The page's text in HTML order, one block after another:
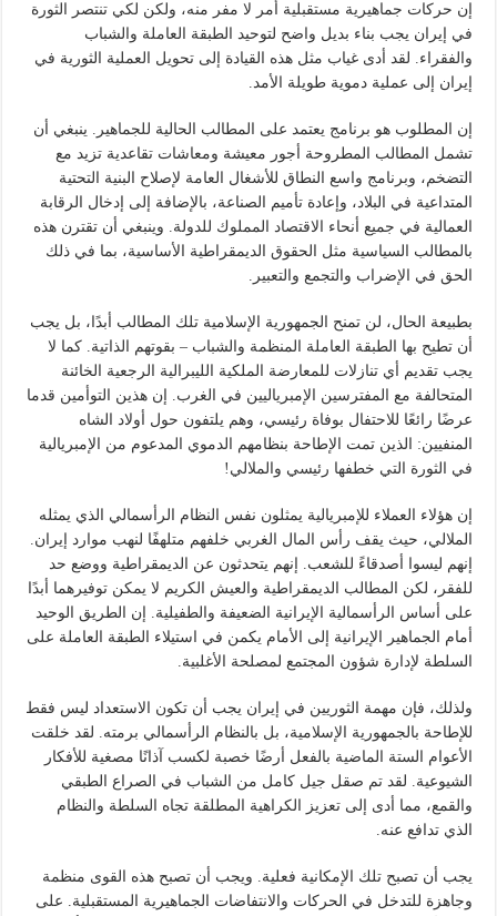
إن حركات جماهيرية مستقبلية أمر لا مفر منه، ولكن لكي تنتصر الثورة
في إيران يجب بناء بديل واضح لتوحيد الطبقة العاملة والشباب
والفقراء. لقد أدى غياب مثل هذه القيادة إلى تحويل العملية الثورية في
إيران إلى عملية دموية طويلة الأمد.
إن المطلوب هو برنامج يعتمد على المطالب الحالية للجماهير. ينبغي أن
تشمل المطالب المطروحة أجور معيشة ومعاشات تقاعدية تزيد مع
التضخم، وبرنامج واسع النطاق للأشغال العامة لإصلاح البنية التحتية
المتداعية في البلاد، وإعادة تأميم الصناعة، بالإضافة إلى إدخال الرقابة
العمالية في جميع أنحاء الاقتصاد المملوك للدولة. وينبغي أن تقترن هذه
بالمطالب السياسية مثل الحقوق الديمقراطية الأساسية، بما في ذلك
الحق في الإضراب والتجمع والتعبير.
بطبيعة الحال، لن تمنح الجمهورية الإسلامية تلك المطالب أبدًا، بل يجب
أن تطيح بها الطبقة العاملة المنظمة والشباب – بقوتهم الذاتية. كما لا
يجب تقديم أي تنازلات للمعارضة الملكية الليبرالية الرجعية الخائنة
المتحالفة مع المفترسين الإمبرياليين في الغرب. إن هذين التوأمين قدما
عرضًا رائعًا للاحتفال بوفاة رئيسي، وهم يلتفون حول أولاد الشاه
المنفيين: الذين تمت الإطاحة بنظامهم الدموي المدعوم من الإمبريالية
في الثورة التي خطفها رئيسي والملالي!
إن هؤلاء العملاء للإمبريالية يمثلون نفس النظام الرأسمالي الذي يمثله
الملالي، حيث يقف رأس المال الغربي خلفهم متلهفًا لنهب موارد إيران.
إنهم ليسوا أصدقاءً للشعب. إنهم يتحدثون عن الديمقراطية ووضع حد
للفقر، لكن المطالب الديمقراطية والعيش الكريم لا يمكن توفيرهما أبدًا
على أساس الرأسمالية الإيرانية الضعيفة والطفيلية. إن الطريق الوحيد
أمام الجماهير الإيرانية إلى الأمام يكمن في استيلاء الطبقة العاملة على
السلطة لإدارة شؤون المجتمع لمصلحة الأغلبية.
ولذلك، فإن مهمة الثوريين في إيران يجب أن تكون الاستعداد ليس فقط
للإطاحة بالجمهورية الإسلامية، بل بالنظام الرأسمالي برمته. لقد خلقت
الأعوام الستة الماضية بالفعل أرضًا خصبة لكسب آذانًا مصغية للأفكار
الشيوعية. لقد تم صقل جيل كامل من الشباب في الصراع الطبقي
والقمع، مما أدى إلى تعزيز الكراهية المطلقة تجاه السلطة والنظام
الذي تدافع عنه.
يجب أن تصبح تلك الإمكانية فعلية. ويجب أن تصبح هذه القوى منظمة
وجاهزة للتدخل في الحركات والانتفاضات الجماهيرية المستقبلية. على